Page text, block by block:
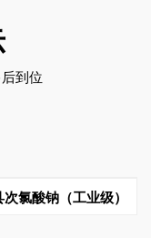
到位
氯酸钠（工业级）